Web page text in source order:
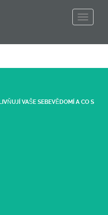
VAŠE SEBEVĚDOMÍ A CO S